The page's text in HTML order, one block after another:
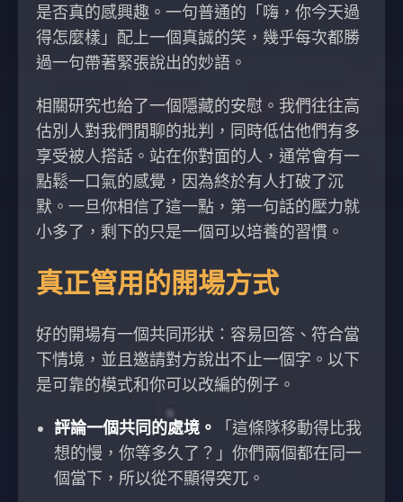
是否真的感興趣。一句普通的「嗨，你今天過
得怎麼樣」配上一個真誠的笑，幾乎每次都勝
過一句帶著緊張說出的妙語。
相關研究也給了一個隱藏的安慰。我們往往高
估別人對我們閒聊的批判，同時低估他們有多
享受被人搭話。站在你對面的人，通常會有一
點鬆一口氣的感覺，因為終於有人打破了沉
默。一旦你相信了這一點，第一句話的壓力就
小多了，剩下的只是一個可以培養的習慣。
真正管用的開場方式
好的開場有一個共同形狀：容易回答、符合當
下情境，並且邀請對方說出不止一個字。以下
是可靠的模式和你可以改編的例子。
評論一個共同的處境。
「這條隊移動得比我
想的慢，你等多久了？」你們兩個都在同一
個當下，所以從不顯得突兀。